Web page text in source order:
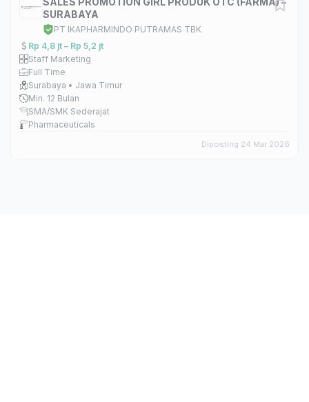
SURABAYA
PT IKAPHARMINDO PUTRAMAS TBK
Rp 4,8 jt – Rp 5,2 jt
Staff Marketing
Full Time
Surabaya • Jawa Timur
Min. 12 Bulan
SMA/SMK Sederajat
Pharmaceuticals
Diposting 24 Mar 2026